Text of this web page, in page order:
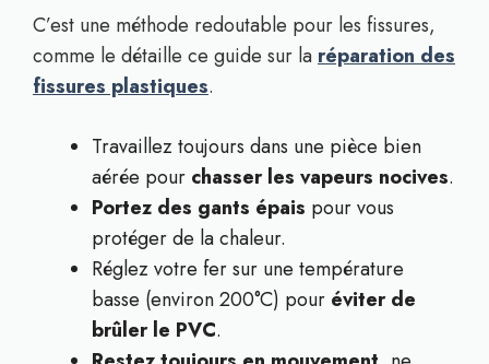
C’est une méthode redoutable pour les fissures,
comme le détaille ce guide sur la réparation des
fissures plastiques.
Travaillez toujours dans une pièce bien
aérée pour chasser les vapeurs nocives.
Portez des gants épais pour vous
protéger de la chaleur.
Réglez votre fer sur une température
basse (environ 200°C) pour éviter de
brûler le PVC.